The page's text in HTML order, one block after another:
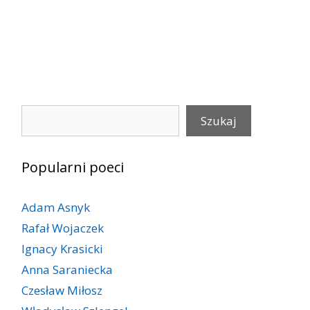
Szukaj
Popularni poeci
Adam Asnyk
Rafał Wojaczek
Ignacy Krasicki
Anna Saraniecka
Czesław Miłosz